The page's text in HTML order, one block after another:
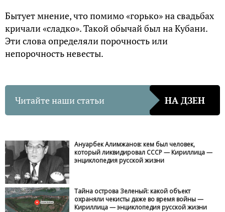
Бытует мнение, что помимо «горько» на свадьбах
кричали «сладко». Такой обычай был на Кубани.
Эти слова определяли порочность или
непорочность невесты.
Читайте наши статьи НА ДЗЕН
Ануарбек Алимжанов: кем был человек,
который ликвидировал СССР — Кириллица —
энциклопедия русской жизни
Тайна острова Зеленый: какой объект
охраняли чекисты даже во время войны —
Кириллица — энциклопедия русской жизни